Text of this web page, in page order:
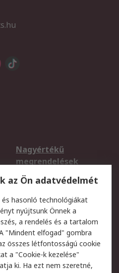
Nagyértékű
megrendelések
Szállítás
Az RS értékesítési
feltételei
az Ön adatvédelmét
hasonló technológiákat
nyújtsunk Önnek a
a rendelés és a tartalom
"Mindent elfogad" gombra
összes létfontosságú cookie
a "Cookie-k kezelése"
ki. Ha ezt nem szeretné,